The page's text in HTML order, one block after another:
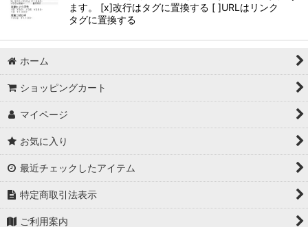
ます。 [x]改行はタグに置換する [ ]URLはリンク
タグに置換する
ホーム
ショッピングカート
マイページ
お気に入り
最近チェックしたアイテム
特定商取引法表示
ご利用案内